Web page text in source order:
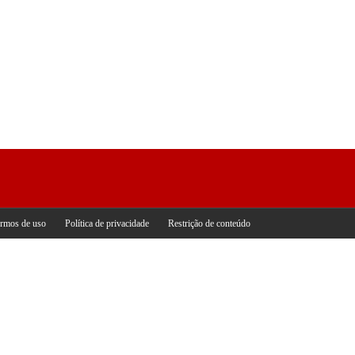
de uso Política de privacidade Restrição de conteúdo